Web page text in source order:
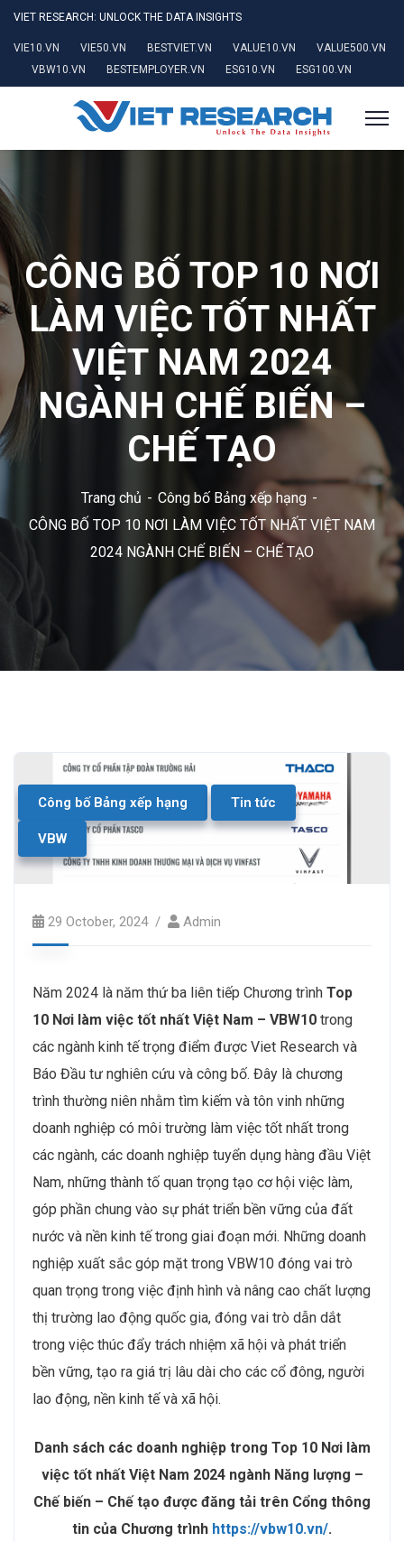
VIET RESEARCH: UNLOCK THE DATA INSIGHTS
VIE10.VN VIE50.VN BESTVIET.VN VALUE10.VN
VALUE500.VN
VBW10.VN
BESTEMPLOYER.VN ESG10.VN ESG100.VN
CÔNG BỐ TOP 10 NƠI
LÀM VIỆC TỐT NHẤT
VIỆT NAM 2024
NGÀNH CHẾ BIẾN –
CHẾ TẠO
Trang chủ
Công bố Bảng xếp hạng
CÔNG BỐ TOP 10 NƠI LÀM VIỆC TỐT NHẤT VIỆT NAM
2024 NGÀNH CHẾ BIẾN – CHẾ TẠO
Công bố Bảng xếp hạng Tin tức
VBW
29 October, 2024 Admin
Năm 2024 là năm thứ ba liên tiếp Chương trình Top
10 Nơi làm việc tốt nhất Việt Nam – VBW10 trong
các ngành kinh tế trọng điểm được Viet Research và
Báo Đầu tư nghiên cứu và công bố. Đây là chương
trình thường niên nhằm tìm kiếm và tôn vinh những
doanh nghiệp có môi trường làm việc tốt nhất trong
các ngành, các doanh nghiệp tuyển dụng hàng đầu Việt
Nam, những thành tố quan trọng tạo cơ hội việc làm,
góp phần chung vào sự phát triển bền vững của đất
nước và nền kinh tế trong giai đoạn mới. Những doanh
nghiệp xuất sắc góp mặt trong VBW10 đóng vai trò
quan trọng trong việc định hình và nâng cao chất lượng
thị trường lao động quốc gia, đóng vai trò dẫn dắt
trong việc thúc đẩy trách nhiệm xã hội và phát triển
bền vững, tạo ra giá trị lâu dài cho các cổ đông, người
lao động, nền kinh tế và xã hội.
Danh sách các doanh nghiệp trong Top 10 Nơi làm
việc tốt nhất Việt Nam 2024 ngành Năng lượng –
Chế biến – Chế tạo được đăng tải trên Cổng thông
tin của Chương trình https://vbw10.vn/.